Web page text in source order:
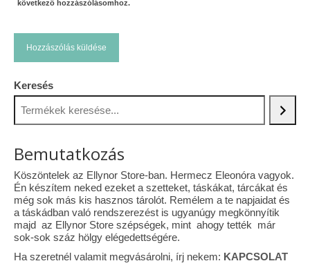
következő hozzászólásomhoz.
Keresés
Bemutatkozás
Köszöntelek az Ellynor Store-ban. Hermecz Eleonóra vagyok.
Én készítem neked ezeket a szetteket, táskákat, tárcákat és
még sok más kis hasznos tárolót. Remélem a te napjaidat és
a táskádban való rendszerezést is ugyanúgy megkönnyítik
majd az Ellynor Store szépségek, mint ahogy tették már
sok-sok száz hölgy elégedettségére.
Ha szeretnél valamit megvásárolni, írj nekem: KAPCSOLAT